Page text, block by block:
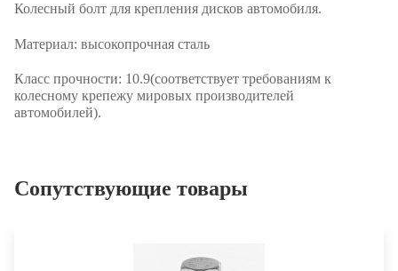
Колесный болт для крепления дисков автомобиля.
Материал: высокопрочная сталь
Класс прочности: 10.9(соответствует требованиям к
колесному крепежу мировых производителей
автомобилей).
Сопутствующие товары